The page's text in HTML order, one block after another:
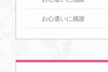
お心遣いに感謝